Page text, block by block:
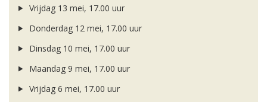
Vrijdag 13 mei, 17.00 uur
Donderdag 12 mei, 17.00 uur
Dinsdag 10 mei, 17.00 uur
Maandag 9 mei, 17.00 uur
Vrijdag 6 mei, 17.00 uur